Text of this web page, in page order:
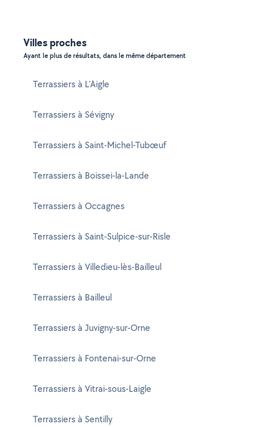
Villes proches
Ayant le plus de résultats, dans le même département
Terrassiers à L'Aigle
Terrassiers à Sévigny
Terrassiers à Saint-Michel-Tubœuf
Terrassiers à Boissei-la-Lande
Terrassiers à Occagnes
Terrassiers à Saint-Sulpice-sur-Risle
Terrassiers à Villedieu-lès-Bailleul
Terrassiers à Bailleul
Terrassiers à Juvigny-sur-Orne
Terrassiers à Fontenai-sur-Orne
Terrassiers à Vitrai-sous-Laigle
Terrassiers à Sentilly